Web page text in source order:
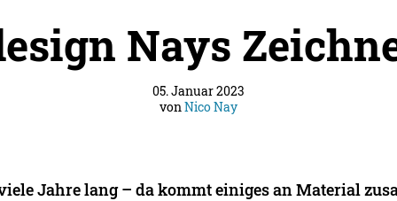
Nays
05. Januar 2023
vonNico Nay
Jahre lang – da kommt einiges an Material